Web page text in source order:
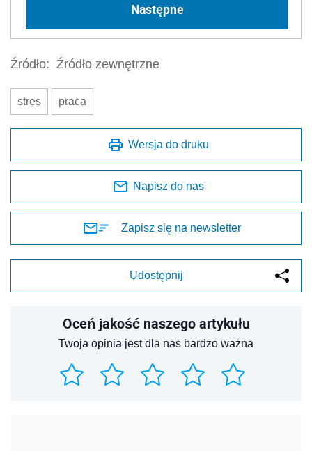
Następne
Źródło: Źródło zewnętrzne
stres praca
Wersja do druku
Napisz do nas
Zapisz się na newsletter
Udostępnij
Oceń jakość naszego artykułu
Twoja opinia jest dla nas bardzo ważna